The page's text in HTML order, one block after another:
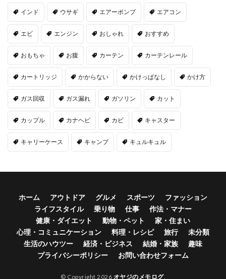
インド ウサギ エアーポンプ エアコン
エビ エンジン おしゃれ おすすめ
おもちゃ お腹 カーテン カーテンレール
カートリッジ かからない かけっぱなし かけ方
ガス回収 ガス漏れ ガソリン カット
カップル カナヘビ カビ キャスター
キャリーケース キャンプ キュルキュル
ホーム アウトドア グルメ スポーツ
ファッション
ライフスタイル
乗り物 仕事
作法・マナー
健康・ダイエット
動物・ペット
家・住まい
心理・コミュニケーション
料理・レシピ 旅行
未分類
生活のハウツー
経済・ビジネス 結婚・家族
趣味
プライバシーポリシー
お問い合わせフォーム
© Copyright 2026 オヤジのメモログ.